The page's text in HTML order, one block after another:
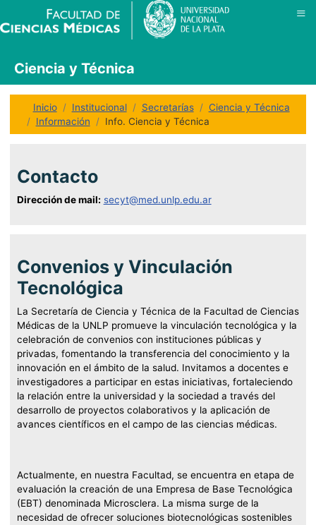
Inicio Institucional Secretarías
Ciencia y Técnica
Información
Info. Ciencia y Técnica
Contacto
Dirección de mail: secyt@med.unlp.edu.ar
Convenios y Vinculación
Tecnológica
La Secretaría de Ciencia y Técnica de la Facultad de Ciencias
Médicas de la UNLP promueve la vinculación tecnológica y la
celebración de convenios con instituciones públicas y
privadas, fomentando la transferencia del conocimiento y la
innovación en el ámbito de la salud. Invitamos a docentes e
investigadores a participar en estas iniciativas, fortaleciendo
la relación entre la universidad y la sociedad a través del
desarrollo de proyectos colaborativos y la aplicación de
avances científicos en el campo de las ciencias médicas.
Actualmente, en nuestra Facultad, se encuentra en etapa de
evaluación la creación de una Empresa de Base Tecnológica
(EBT) denominada Microsclera. La misma surge de la
necesidad de ofrecer soluciones biotecnológicas sostenibles
Ciencia y Técnica
≡